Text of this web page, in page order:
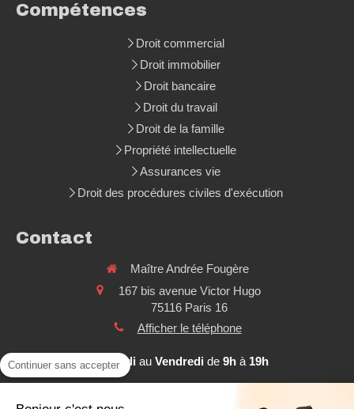
Compétences
Droit commercial
Droit immobilier
Droit bancaire
Droit du travail
Droit de la famille
Propriété intellectuelle
Assurances vie
Droit des procédures civiles d'exécution
Contact
Maître Andrée Fougère
167 bis avenue Victor Hugo
75116 Paris 16
Afficher le téléphone
DuLundi au Vendredi de 9hà 19h
Continuer sans accepter